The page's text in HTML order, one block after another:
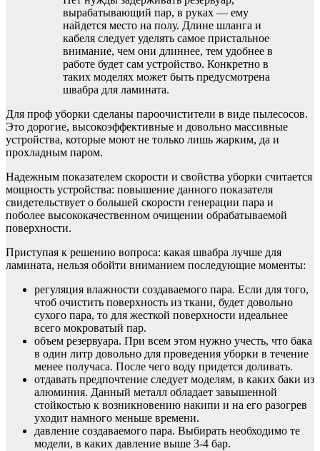
вырабатывающий пар, в руках — ему
найдется место на полу. Длине шланга и
кабеля следует уделять самое пристальное
внимание, чем они длиннее, тем удобнее в
работе будет сам устройство. Конкретно в
таких моделях может быть предусмотрена
швабра для ламината.
Для проф уборки сделаны пароочистители в виде пылесосов.
Это дорогие, высокоэффективные и довольно массивные
устройства, которые моют не только лишь жарким, да и
прохладным паром.
Надежным показателем скорости и свойства уборки считается
мощность устройства: повышение данного показателя
свидетельствует о большей скорости генерации пара и
поболее высококачественном очищении обрабатываемой
поверхности.
Приступая к решению вопроса: какая швабра лучше для
ламината, нельзя обойти вниманием последующие моменты:
регуляция влажности создаваемого пара. Если для того,
чтоб очистить поверхность из ткани, будет довольно
сухого пара, то для жесткой поверхности идеальнее
всего мокроватый пар.
объем резервуара. При всем этом нужно учесть, что бака
в один литр довольно для проведения уборки в течение
менее получаса. После чего воду придется доливать.
отдавать предпочтение следует моделям, в каких баки из
алюминия. Данный металл обладает завышенной
стойкостью к возникновению накипи и на его разогрев
уходит намного меньше времени.
давление создаваемого пара. Выбирать необходимо те
модели, в каких давление выше 3-4 бар.